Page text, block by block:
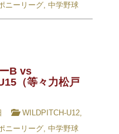
ニーリーグ, 中学野球
B vs
（等々力松戸
WILDPITCH-U12,
ニーリーグ, 中学野球